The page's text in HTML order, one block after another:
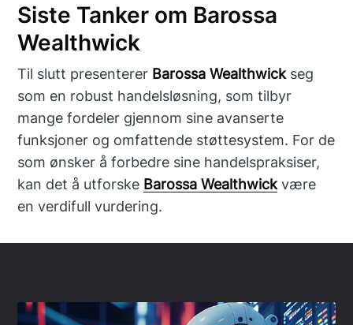
Siste Tanker om Barossa
Wealthwick
Til slutt presenterer Barossa Wealthwickseg
som en robust handelsløsning, som tilbyr
mange fordeler gjennom sine avanserte
funksjoner og omfattende støttesystem. For de
som ønsker å forbedre sine handelspraksiser,
kan det å utforske Barossa Wealthwickvære
en verdifull vurdering.